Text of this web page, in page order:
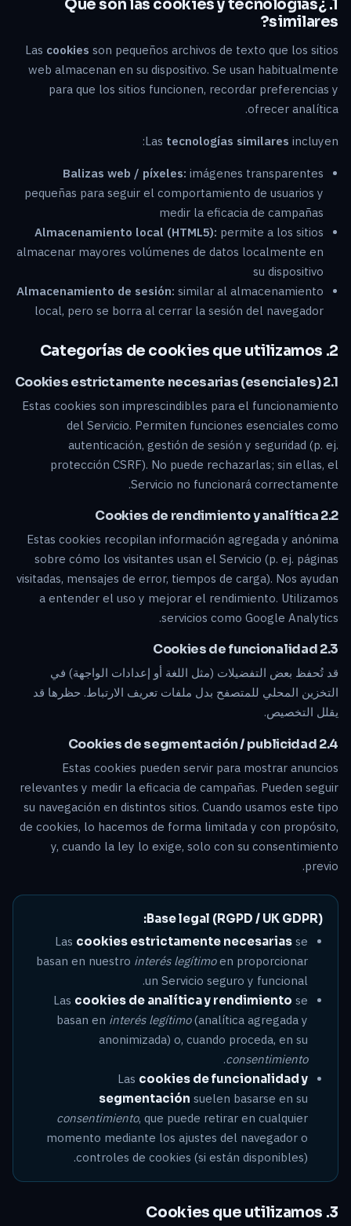
1. ¿Qué son las cookies y tecnologías
similares?
Las cookies son pequeños archivos de texto que los sitios
web almacenan en su dispositivo. Se usan habitualmente
para que los sitios funcionen, recordar preferencias y
ofrecer analítica.
Las tecnologías similares incluyen:
Balizas web / píxeles: imágenes transparentes
pequeñas para seguir el comportamiento de usuarios y
medir la eficacia de campañas
Almacenamiento local (HTML5): permite a los sitios
almacenar mayores volúmenes de datos localmente en
su dispositivo
Almacenamiento de sesión: similar al almacenamiento
local, pero se borra al cerrar la sesión del navegador
2. Categorías de cookies que utilizamos
2.1 Cookies estrictamente necesarias (esenciales)
Estas cookies son imprescindibles para el funcionamiento
del Servicio. Permiten funciones esenciales como
autenticación, gestión de sesión y seguridad (p. ej.
protección CSRF). No puede rechazarlas; sin ellas, el
Servicio no funcionará correctamente.
2.2 Cookies de rendimiento y analítica
Estas cookies recopilan información agregada y anónima
sobre cómo los visitantes usan el Servicio (p. ej. páginas
visitadas, mensajes de error, tiempos de carga). Nos ayudan
a entender el uso y mejorar el rendimiento. Utilizamos
servicios como Google Analytics.
2.3 Cookies de funcionalidad
قد تُحفظ بعض التفضيلات (مثل اللغة أو إعدادات الواجهة) في
التخزين المحلي للمتصفح بدل ملفات تعريف الارتباط. حظرها قد
يقلل التخصيص.
2.4 Cookies de segmentación / publicidad
Estas cookies pueden servir para mostrar anuncios
relevantes y medir la eficacia de campañas. Pueden seguir
su navegación en distintos sitios. Cuando usamos este tipo
de cookies, lo hacemos de forma limitada y con propósito,
y, cuando la ley lo exige, solo con su consentimiento
previo.
Base legal (RGPD / UK GDPR):
Las cookies estrictamente necesariasse
basan en nuestro interés legítimoen proporcionar
un Servicio seguro y funcional.
Las cookies de analítica y rendimiento se
basan en interés legítimo(analítica agregada y
anonimizada) o, cuando proceda, en su
consentimiento
.
Las cookies de funcionalidad y
segmentación suelen basarse en su
consentimiento, que puede retirar en cualquier
momento mediante los ajustes del navegador o
controles de cookies (si están disponibles).
3. Cookies que utilizamos